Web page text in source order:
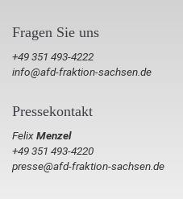
Fragen Sie uns
+49 351 493-4222
info@afd-fraktion-sachsen.de
Pressekontakt
FelixMenzel
+49 351 493-4220
presse@afd-fraktion-sachsen.de